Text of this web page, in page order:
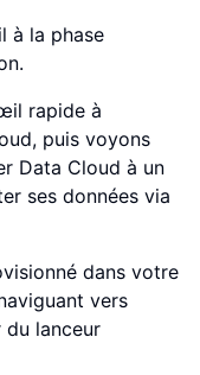
à la phase
rapide à
puis voyons
Data Cloud à un
ses données via
dans votre
vers
lanceur